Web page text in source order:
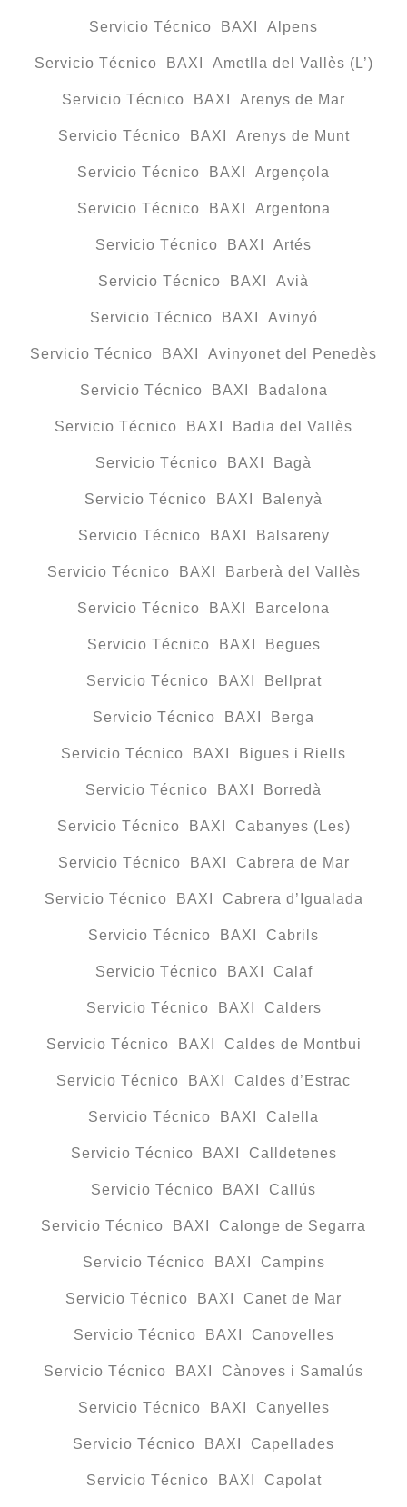
Servicio Técnico BAXI Alpens
Servicio Técnico BAXI Ametlla del Vallès (L’)
Servicio Técnico BAXI Arenys de Mar
Servicio Técnico BAXI Arenys de Munt
Servicio Técnico BAXI Argençola
Servicio Técnico BAXI Argentona
Servicio Técnico BAXI Artés
Servicio Técnico BAXI Avià
Servicio Técnico BAXI Avinyó
Servicio Técnico BAXI Avinyonet del Penedès
Servicio Técnico BAXI Badalona
Servicio Técnico BAXI Badia del Vallès
Servicio Técnico BAXI Bagà
Servicio Técnico BAXI Balenyà
Servicio Técnico BAXI Balsareny
Servicio Técnico BAXI Barberà del Vallès
Servicio Técnico BAXI Barcelona
Servicio Técnico BAXI Begues
Servicio Técnico BAXI Bellprat
Servicio Técnico BAXI Berga
Servicio Técnico BAXI Bigues i Riells
Servicio Técnico BAXI Borredà
Servicio Técnico BAXI Cabanyes (Les)
Servicio Técnico BAXI Cabrera de Mar
Servicio Técnico BAXI Cabrera d’Igualada
Servicio Técnico BAXI Cabrils
Servicio Técnico BAXI Calaf
Servicio Técnico BAXI Calders
Servicio Técnico BAXI Caldes de Montbui
Servicio Técnico BAXI Caldes d’Estrac
Servicio Técnico BAXI Calella
Servicio Técnico BAXI Calldetenes
Servicio Técnico BAXI Callús
Servicio Técnico BAXI Calonge de Segarra
Servicio Técnico BAXI Campins
Servicio Técnico BAXI Canet de Mar
Servicio Técnico BAXI Canovelles
Servicio Técnico BAXI Cànoves i Samalús
Servicio Técnico BAXI Canyelles
Servicio Técnico BAXI Capellades
Servicio Técnico BAXI Capolat